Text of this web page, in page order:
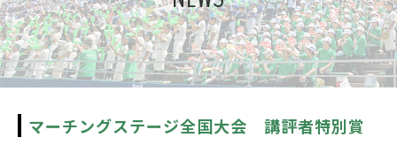
マーチングステージ全国大会 講評者特別賞